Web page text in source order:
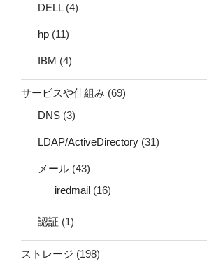
DELL(4)
hp (11)
IBM (4)
サービスや仕組み (69)
DNS (3)
LDAP/ActiveDirectory (31)
メール (43)
iredmail (16)
認証 (1)
ストレージ (198)